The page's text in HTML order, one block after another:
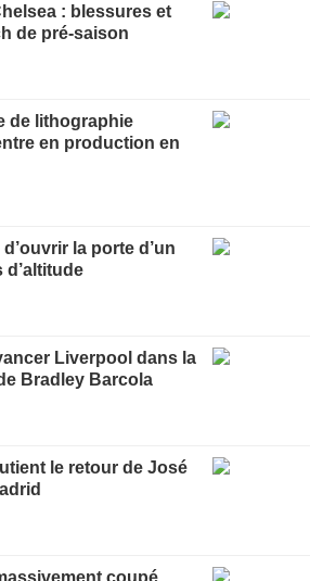
: blessures et
de pré-saison
de lithographie
en production en
la porte d’un
d’altitude
Liverpool dans la
Bradley Barcola
le retour de José
coupé